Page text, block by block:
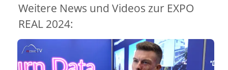
Weitere News und Videos zur EXPO
REAL 2024: